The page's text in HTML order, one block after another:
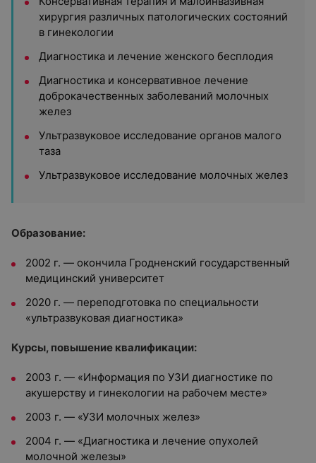
хирургия различных патологических состояний
в гинекологии
Диагностика и лечение женского бесплодия
Диагностика и консервативное лечение
доброкачественных заболеваний молочных
желез
Ультразвуковое исследование органов малого
таза
Ультразвуковое исследование молочных желез
Образование:
2002 г. — окончила Гродненский государственный
медицинский университет
2020 г. — переподготовка по специальности
«ультразвуковая диагностика»
Курсы, повышение квалификации:
2003 г. — «Информация по УЗИ диагностике по
акушерству и гинекологии на рабочем месте»
2003 г. — «УЗИ молочных желез»
2004 г. — «Диагностика и лечение опухолей
молочной железы»